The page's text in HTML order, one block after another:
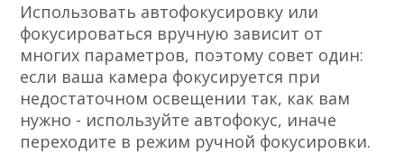
Использовать автофокусировку или
фокусироваться вручную зависит от
многих параметров, поэтому совет один:
если ваша камера фокусируется при
недостаточном освещении так, как вам
нужно - используйте автофокус, иначе
переходите в режим ручной фокусировки.